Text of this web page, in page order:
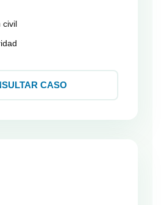
civil
CASO